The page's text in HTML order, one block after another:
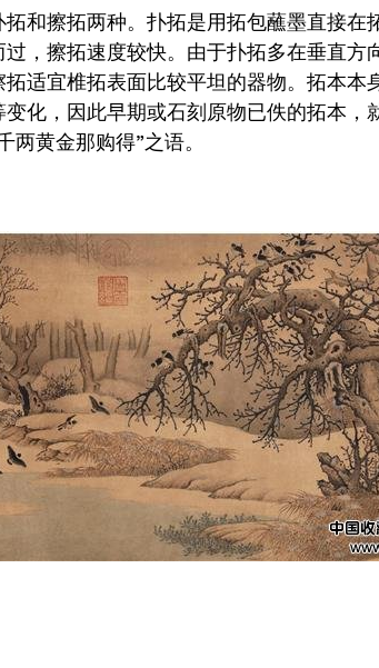
擦拓两种。扑拓是用拓包蘸墨直接在
，擦拓速度较快。由于扑拓多在垂直方
适宜椎拓表面比较平坦的器物。拓本本
化，因此早期或石刻原物已佚的拓本，
两黄金那购得”之语。